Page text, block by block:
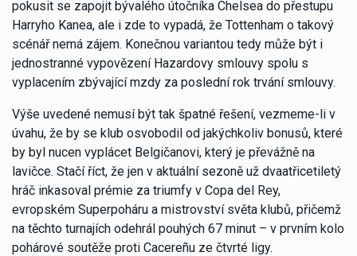
pokusit se zapojit bývalého útočníka Chelsea do přestupu
Harryho Kanea, ale i zde to vypadá, že Tottenham o takový
scénář nemá zájem. Konečnou variantou tedy může být i
jednostranné vypovězení Hazardovy smlouvy spolu s
vyplacením zbývající mzdy za poslední rok trvání smlouvy.
Výše uvedené nemusí být tak špatné řešení, vezmeme-li v
úvahu, že by se klub osvobodil od jakýchkoliv bonusů, které
by byl nucen vyplácet Belgičanovi, který je převážně na
lavičce. Stačí říct, že jen v aktuální sezoně už dvaatřicetiletý
hráč inkasoval prémie za triumfy v Copa del Rey,
evropském Superpoháru a mistrovství světa klubů, přičemž
na těchto turnajích odehrál pouhých 67 minut – v prvním kolo
pohárové soutěže proti Cacereñu ze čtvrté ligy.